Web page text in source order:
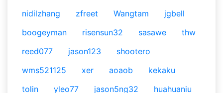
nidilzhang
zfreet Wangtam
jgbell
boogeyman
risensun32 sasawe
thw
reed077
jason123
shootero
wms521125
xer aoaob
kekaku
tolin
yleo77 jason5ng32 huahuaniu